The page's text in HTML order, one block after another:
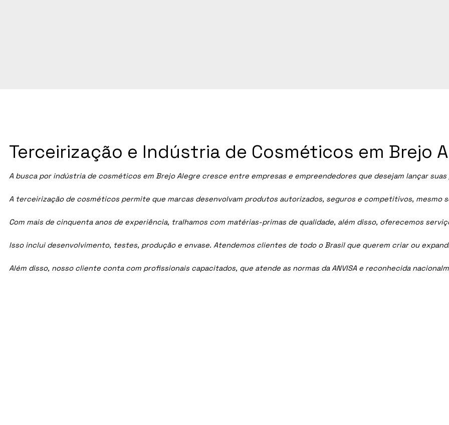
A busca por indústria de cosméticos emBrejo Alegre cresce entre empresas e empreendedores que desejam lançar
A terceirização de cosméticos permite que marcas desenvolvam produtos autorizados, seguros e competitivos, mesmo
Com mais de cinquenta anos de experiência, tralhamos com matérias-primas de qualidade, além disso, oferecemos
Isso inclui desenvolvimento, testes, produção e envase. Atendemos clientes de todo o Brasil que querem criar ou
Além disso, nosso cliente conta com profissionais capacitados, que atende as normas da ANVISA e reconhecida
Terceirização e Indústria de Cosméticos em Brejo